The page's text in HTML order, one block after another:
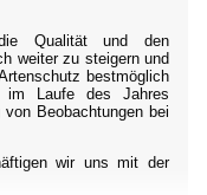
Qualität und den
weiter zu steigern und
bestmöglich
im Laufe des Jahres
Beobachtungen bei
wir uns mit der